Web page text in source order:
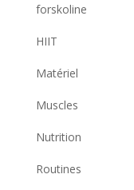
forskoline
HIIT
Matériel
Muscles
Nutrition
Routines